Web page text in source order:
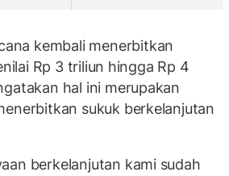
kembali menerbitkan
Rp 3 triliun hingga Rp 4
hal ini merupakan
sukuk berkelanjutan
berkelanjutan kami sudah